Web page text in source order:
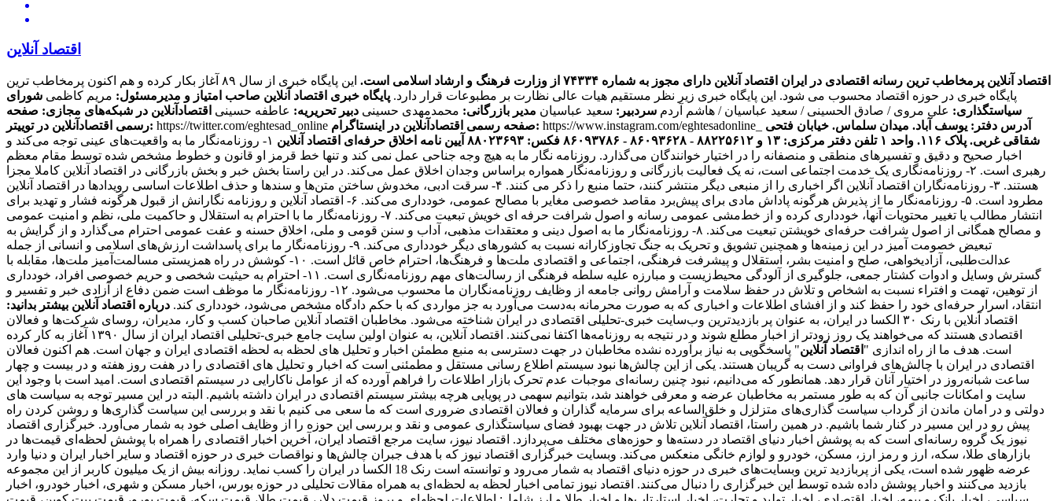
اقتصاد آنلاین
اقتصاد آنلاین پرمخاطب ترین رسانه اقتصادی در ایران اقتصاد آنلاین دارای مجوز به شماره ۷۴۳۳۴ از وزارت فرهنگ و ارشاد اسلامی است.
این پایگاه خبری از سال ۸۹ آغاز بکار کرده و هم اکنون پرمخاطب ترین
پایگاه خبری در حوزه اقتصاد محسوب می شود. این پایگاه خبری زیر نظر مستقیم هیات عالی نظارت بر مطبوعات قرار دارد. پایگاه خبری اقتصاد آنلاین صاحب امتیاز و مدیرمسئول: مریم کاظمی شورای
سیاستگذاری: علی مروی / صادق الحسینی / سعید عباسیان / هاشم آردم سردبیر: سعید عباسیان مدیر بازرگانی: محمدمهدی حسینی دبیر تحریریه: عاطفه حسینی اقتصادآنلاین در شبکه‌های مجازی: صفحه
رسمی اقتصادآنلاین در توییتر: https://twitter.com/eghtesad_online صفحه رسمی اقتصادآنلاین در اینستاگرام: https://www.instagram.com/eghtesadonline_ آدرس دفتر: یوسف آباد. میدان سلماس. خیابان فتحی
شقاقی غربی. پلاک ۱۱۶. واحد ۱
تلفن دفتر مرکزی: ۱۳ و ۸۸۲۲۵۶۱۲ - ۸۶۰۹۳۶۲۸ - ۸۶۰۹۳۷۸۶ فکس: ۸۸۰۲۳۶۹۳ آیین نامه اخلاق حرفه‌ای اقتصاد آنلاین
۱- روزنامه‌نگار ما به واقعیت‌های عینی توجه می‌کند و
اخبار صحیح و دقیق و تفسیرهای منطقی و منصفانه را در اختیار خوانندگان می‌گذارد. روزنامه نگار ما به هیچ وجه جناحی عمل نمی کند و تنها خط قرمز او قانون و خطوط مشخص شده توسط مقام معظم
رهبری است. ۲- روزنامه‌نگاری یک خدمت اجتماعی است، نه یک فعالیت بازرگانی و روزنامه‌نگار همواره براساس وجدان اخلاق عمل می‌کند. در این راستا بخش خبر و بخش بازرگانی در اقتصاد آنلاین کاملا مجزا
هستند. ۳- روزنامه‌نگاران اقتصاد آنلاین اگر اخباری را از منبعی دیگر منتشر کنند، حتما منبع را ذکر می کنند. ۴- سرقت ادبی، مخدوش ساختن متن‌ها و سندها و حذف اطلاعات اساسی رویدادها در اقتصاد آنلاین
مطرود است. ۵- روزنامه‌نگار ما از پذیرش هرگونه پاداش مادی برای پیش‌برد مقاصد خصوصی مغایر با مصالح عمومی، خودداری می‌کند. ۶- اقتصاد آنلاین و روزنامه نگارانش از قبول هرگونه فشار و تهدید برای
انتشار مطالب یا تغییر محتویات آنها، خودداری کرده و از خط‌مشی عمومی رسانه و اصول شرافت حرفه ای خویش تبعیت می‌کند. ۷- روزنامه‌نگار ما با احترام به استقلال و حاکمیت ملی، نظم و امنیت عمومی
و مصالح همگانی از اصول شرافت حرفه‌ای خویشتن تبعیت می‌کند. ۸- روزنامه‌نگار ما به اصول دینی و معتقدات مذهبی، آداب و سنن قومی و ملی، اخلاق حسنه و عفت عمومی احترام می‌گذارد و از گرایش به
تبعیض خصومت آمیز در این زمینه‌ها و همچنین تشویق و تحریک به جنگ تجاوزکارانه نسبت به کشورهای دیگر خودداری می‌کند. ۹- روزنامه‌نگار ما برای پاسداشت ارزش‌های اسلامی و انسانی از جمله
عدالت‌طلبی، آزادیخواهی، صلح و امنیت بشر، استقلال و پیشرفت فرهنگی، اجتماعی و اقتصادی ملت‌ها و فرهنگ‌ها، احترام خاص قائل است. ۱۰- کوشش در راه همزیستی مسالمت‌آمیز ملت‌ها، مقابله با
گسترش وسایل و ادوات کشتار جمعی، جلوگیری از آلودگی محیط‌زیست و مبارزه علیه سلطه فرهنگی از رسالت‌های مهم روزنامه‌نگاری است. ۱۱- احترام به حیثیت شخصی و حریم خصوصی افراد، خودداری
از توهین، تهمت و افتراء نسبت به اشخاص و تلاش در حفظ سلامت و آرامش روانی جامعه از وظایف روزنامه‌نگاران ما محسوب می‌شود. ۱۲- روزنامه‌نگار ما موظف است ضمن دفاع از آزادی خبر و تفسیر و
انتقاد، اسرار حرفه‌ای خود را حفظ کند و از افشای اطلاعات و اخباری که به صورت محرمانه به‌دست می‌آورد به جز مواردی که با حکم دادگاه مشخص می‌شود، خودداری کند. درباره اقتصاد آنلاین بیشتر بدانید:
اقتصاد آنلاین با رنک ۳۰ الکسا در ایران، به عنوان پر بازدیدترین وب‌سایت خبری-تحلیلی اقتصادی در ایران شناخته می‌شود. مخاطبان اقتصاد آنلاین صاحبان کسب و کار، مدیران، روسای شرکت‌ها و فعالان
اقتصادی هستند که می‌خواهند یک روز زودتر از اخبار مطلع شوند و در نتیجه به روزنامه‌ها اکتفا نمی‌کنند. اقتصاد آنلاین، به عنوان اولین سایت جامع خبری-تحلیلی اقتصاد ایران از سال ۱۳۹۰ آغاز به کار کرده
است. هدف ما از راه اندازی " اقتصاد آنلاین" پاسخگویی به نیاز برآورده نشده مخاطبان در جهت دسترسی به منبع مطمئن اخبار و تحلیل های لحظه به لحظه اقتصادی ایران و جهان است. هم اکنون فعالان
اقتصادی در ایران با چالش‌های فراوانی دست به گریبان هستند. یکی از این چالش‌ها نبود سیستم اطلاع رسانی مستقل و مطمئنی است که اخبار و تحلیل های اقتصادی را در هفت روز هفته و در بیست و چهار
ساعت شبانه‌روز در اختیار آنان قرار دهد. همانطور که می‌دانیم، نبود چنین رسانه‌ای موجبات عدم تحرک بازار اطلاعات را فراهم آورده که از عوامل ناکارایی در سیستم اقتصادی است. امید است با وجود این
سایت و امکانات جانبی آن که به طور مستمر به مخاطبان عرضه و معرفی خواهند شد، بتوانیم سهمی در پویایی هرچه بیشتر سیستم اقتصادی در ایران داشته باشیم. البته در این مسیر توجه به سیاست های
دولتی و در امان ماندن از گرداب سیاست گذاری‌های متزلزل و خلق‌الساعه برای سرمایه گذاران و فعالان اقتصادی ضروری است که ما سعی می کنیم با نقد و بررسی این سیاست گذاری‌ها و روشن کردن راه
پیش رو در این مسیر در کنار شما باشیم. در همین راستا، اقتصاد آنلاین تلاش در جهت بهبود فضای سیاستگذاری عمومی و نقد و بررسی این حوزه را از وظایف اصلی خود به شمار می‌آورد. خبرگزاری اقتصاد
نیوز یک گروه رسانه‌ای است که به پوشش اخبار دنیای اقتصاد در دسته‌ها و حوزه‌های مختلف می‌پردازد. اقتصاد نیوز، سایت مرجع اقتصاد ایران، آخرین اخبار اقتصادی را همراه با پوشش لحظه‌ای قیمت‌ها در
بازارهای طلا، سکه، ارز و رمز ارز، مسکن، خودرو و لوازم خانگی منعکس می‌کند. وبسایت خبرگزاری اقتصاد نیوز که با هدف جبران چالش‌ها و نواقصات خبری در حوزه اقتصاد و سایر اخبار ایران و دنیا وارد
عرضه ظهور شده است، یکی از پربازدید ترین وبسایت‌های خبری در حوزه دنیای اقتصاد به شمار می‌رود و توانسته است رنک 18 الکسا در ایران را کسب نماید. روزانه بیش از یک میلیون کاربر از این مجموعه
بازدید می‌کنند و اخبار پوشش داده شده توسط این خبرگزاری را دنبال می‌کنند. اقتصاد نیوز تمامی اخبار لحظه به لحظه‌ای به همراه مقالات تحلیلی در حوزه بورس، اخبار مسکن و شهری، اخبار خودرو، اخبار